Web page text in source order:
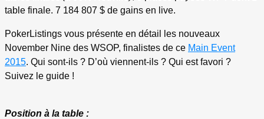
table finale. 7 184 807 $ de gains en live.
PokerListings vous présente en détail les nouveaux
November Nine des WSOP, finalistes de ce Main Event
2015. Qui sont-ils ? D’où viennent-ils ? Qui est favori ?
Suivez le guide !
Position à la table :